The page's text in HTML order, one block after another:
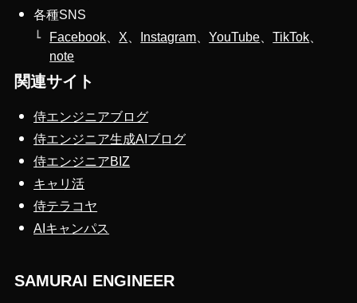
各種SNS
Facebook
X Instagram 、YouTube 、TikTok
note
関連サイト
侍エンジニアブログ
侍エンジニア生成AIブログ
侍エンジニアBIZ
キャリ活
侍テラコヤ
AIキャンパス
SAMURAI ENGINEER